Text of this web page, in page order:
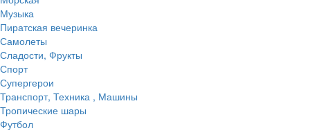
Музыка
Пиратская вечеринка
Самолеты
Сладости, Фрукты
Спорт
Супергерои
Транспорт, Техника , Машины
Тропические шары
Футбол